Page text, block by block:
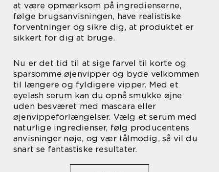
at være opmærksom på ingredienserne,
følge brugsanvisningen, have realistiske
forventninger og sikre dig, at produktet er
sikkert for dig at bruge.
Nu er det tid til at sige farvel til korte og
sparsomme øjenvipper og byde velkommen
til længere og fyldigere vipper. Med et
eyelash serum kan du opnå smukke øjne
uden besværet med mascara eller
øjenvippeforlængelser. Vælg et serum med
naturlige ingredienser, følg producentens
anvisninger nøje, og vær tålmodig, så vil du
snart se fantastiske resultater.